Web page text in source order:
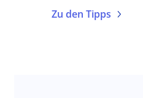
Zu den Tipps